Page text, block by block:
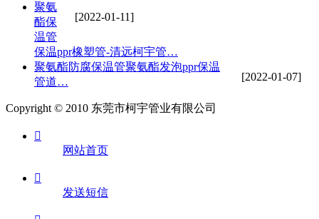
[2022-01-11]
聚氨
酯保
温管
保温ppr橡塑管-清远柯宇管…
[2022-01-07]
聚氨酯防腐保温管聚氨酯发泡ppr保温
管道…
Copyright © 2010 东莞市柯宇管业有限公司

网站首页

发送短信